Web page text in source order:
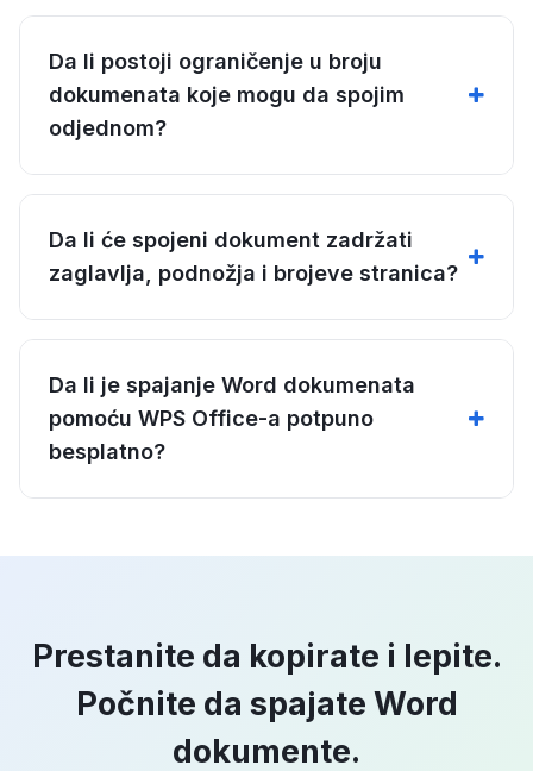
Da li postoji ograničenje u broju
dokumenata koje mogu da spojim
odjednom?
Da li će spojeni dokument zadržati
zaglavlja, podnožja i brojeve stranica?
Da li je spajanje Word dokumenata
pomoću WPS Office-a potpuno
besplatno?
Prestanite da kopirate i lepite.
Počnite da spajate Word
dokumente.